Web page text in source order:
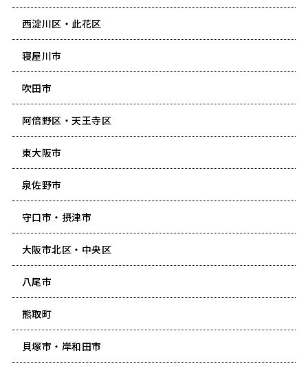
西淀川区・此花区
寝屋川市
吹田市
阿倍野区・天王寺区
東大阪市
泉佐野市
守口市・摂津市
大阪市北区・中央区
八尾市
熊取町
貝塚市・岸和田市